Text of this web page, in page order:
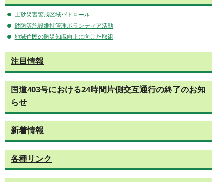
土砂災害警戒区域パトロール
砂防等施設維持管理ボランティア活動
地域住民の防災知識向上に向けた取組
注目情報
国道403号における24時間片側交互通行の終了のお知
らせ
新着情報
各種リンク